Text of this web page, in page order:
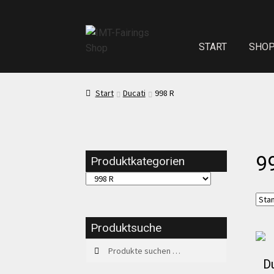
START SHOP
Sitzpolster
Start Ducati 998 R
Produktkategorien
Produktsuche
nach:
Suchen